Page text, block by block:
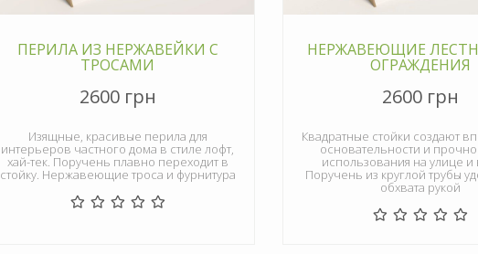
ПЕРИЛА ИЗ НЕРЖАВЕЙКИ С
ТРОСАМИ
2600 грн
Изящные, красивые перила для
интерьеров частного дома в стиле лофт,
хай-тек. Поручень плавно переходит в
стойку. Нержавеющие троса и фурнитура
НЕРЖАВЕЮЩИЕ
ОГРАЖДЕНИЯ
2600 грн
Квадратные стойки создают
основательности и
использования на улице и
Поручень из круглой трубы
обхвата рукой